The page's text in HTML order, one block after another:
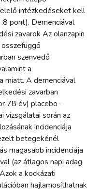
intézkedéseket kell
pont). Demenciával
zavarok Az olanzapin
szenvedő
a
miatt. A demenciával
zavarban
78 év) placebo-
során az
incidenciája
betegekénél
magasabb incidenciája
(az átlagos napi adag
a kockázati
hajlamosíthatnak